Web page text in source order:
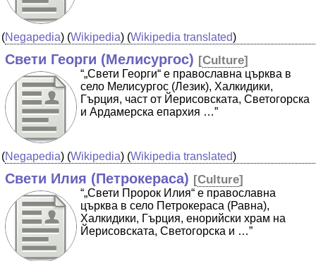
(Negapedia) (Wikipedia) (Wikipedia translated)
Свети Георги (Мелисургос) [Culture]
“„Свети Георги“ е православна църква в
село Мелисургос (Лезик), Халкидики,
Гърция, част от Йерисовската, Светогорска
и Ардамерска епархия …”
(Negapedia) (Wikipedia) (Wikipedia translated)
Свети Илия (Петрокераса) [Culture]
“„Свети Пророк Илия“ е православна
църква в село Петрокераса (Равна),
Халкидики, Гърция, енорийски храм на
Йерисовската, Светогорска и …”